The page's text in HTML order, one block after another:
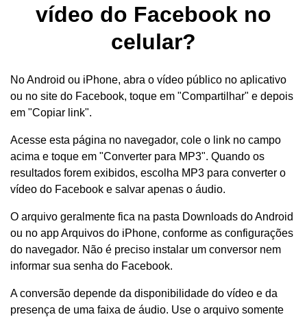
vídeo do Facebook no
celular?
No Android ou iPhone, abra o vídeo público no aplicativo
ou no site do Facebook, toque em "Compartilhar" e depois
em "Copiar link".
Acesse esta página no navegador, cole o link no campo
acima e toque em "Converter para MP3". Quando os
resultados forem exibidos, escolha MP3 para converter o
vídeo do Facebook e salvar apenas o áudio.
O arquivo geralmente fica na pasta Downloads do Android
ou no app Arquivos do iPhone, conforme as configurações
do navegador. Não é preciso instalar um conversor nem
informar sua senha do Facebook.
A conversão depende da disponibilidade do vídeo e da
presença de uma faixa de áudio. Use o arquivo somente